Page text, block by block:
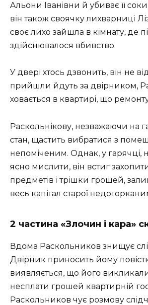
Альони Іванівни й убиває її
він також своячку лихварниці
своє лихо зайшла в кімнату, де
здійснювалося вбивство.
У двері хтось дзвонить, він не
прийшли йдуть за двірником,
ховається в квартирі, що
Раскольнікову, незважаючи на
стан, щастить вибратися з
непоміченим. Однак, у
ясно мислити, він встиг
предметів і трішки грошей,
весь капітал старої
2 частина «Злочин і кара»
Вдома Раскольников знищує
Двірник приносить йому
виявляється, що його
несплати грошей квартирній
Раскольников чує розмову